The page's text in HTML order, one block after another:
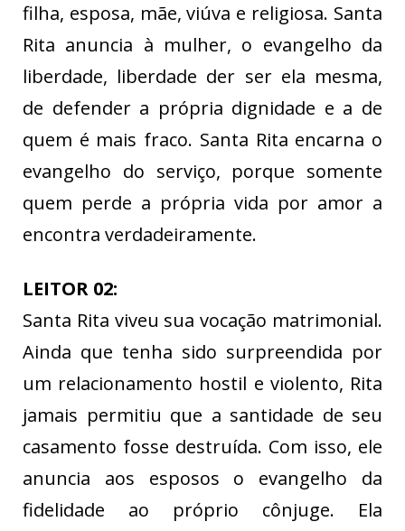
filha, esposa, mãe, viúva e religiosa. Santa
Rita anuncia à mulher, o evangelho da
liberdade, liberdade der ser ela mesma,
de defender a própria dignidade e a de
quem é mais fraco. Santa Rita encarna o
evangelho do serviço, porque somente
quem perde a própria vida por amor a
encontra verdadeiramente.
LEITOR 02:
Santa Rita viveu sua vocação matrimonial.
Ainda que tenha sido surpreendida por
um relacionamento hostil e violento, Rita
jamais permitiu que a santidade de seu
casamento fosse destruída. Com isso, ele
anuncia aos esposos o evangelho da
fidelidade ao próprio cônjuge. Ela